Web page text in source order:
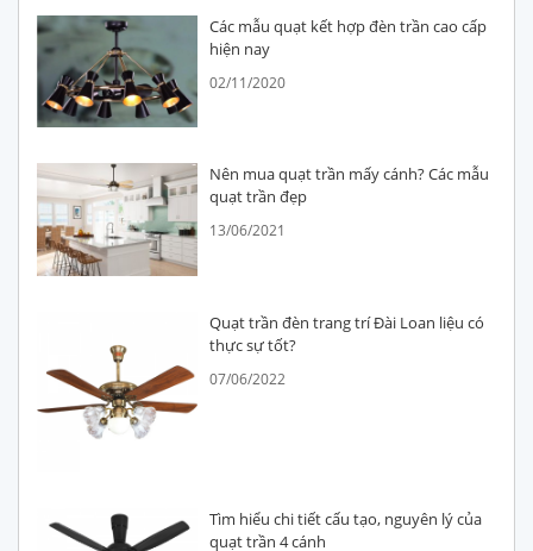
Các mẫu quạt kết hợp đèn trần cao cấp
hiện nay
02/11/2020
Nên mua quạt trần mấy cánh? Các mẫu
quạt trần đẹp
13/06/2021
Quạt trần đèn trang trí Đài Loan liệu có
thực sự tốt?
07/06/2022
Tìm hiểu chi tiết cấu tạo, nguyên lý của
quạt trần 4 cánh